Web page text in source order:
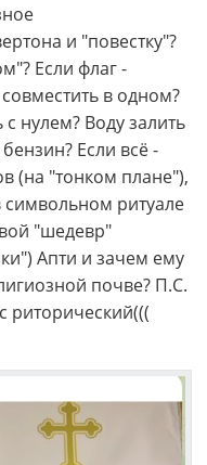
и "повестку"?
Если флаг -
в одном?
нулем? Воду залить
Если всё -
(на "тонком плане"),
символьном ритуале
"шедевр"
Апти и зачем ему
почве? П.С.
риторический(((